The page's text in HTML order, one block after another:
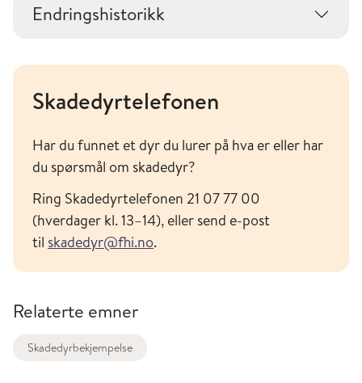
Endringshistorikk
Skadedyrtelefonen
Har du funnet et dyr du lurer på hva er eller har
du spørsmål om skadedyr?
Ring Skadedyrtelefonen 21 07 77 00
(hverdager kl. 13–14), eller send e-post
til skadedyr@fhi.no.
Relaterte emner
Skadedyrbekjempelse